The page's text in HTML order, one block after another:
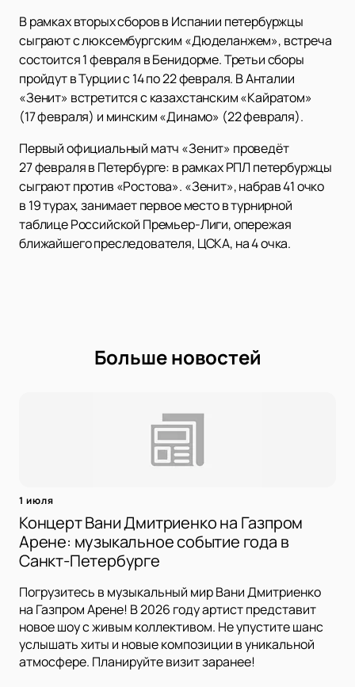
В рамках вторых сборов в Испании петербуржцы
сыграют с люксембургским «Дюделанжем», встреча
состоится 1 февраля в Бенидорме. Третьи сборы
пройдут в Турции с 14 по 22 февраля. В Анталии
«Зенит» встретится с казахстанским «Кайратом»
(17 февраля) и минским «Динамо» (22 февраля).
Первый официальный матч «Зенит» проведёт
27 февраля в Петербурге: в рамках РПЛ петербуржцы
сыграют против «Ростова». «Зенит», набрав 41 очко
в 19 турах, занимает первое место в турнирной
таблице Российской Премьер-Лиги, опережая
ближайшего преследователя, ЦСКА, на 4 очка.
Больше новостей
1 июля
Концерт Вани Дмитриенко на Газпром
Арене: музыкальное событие года в
Санкт-Петербурге
Погрузитесь в музыкальный мир Вани Дмитриенко
на Газпром Арене! В 2026 году артист представит
новое шоу с живым коллективом. Не упустите шанс
услышать хиты и новые композиции в уникальной
атмосфере. Планируйте визит заранее!